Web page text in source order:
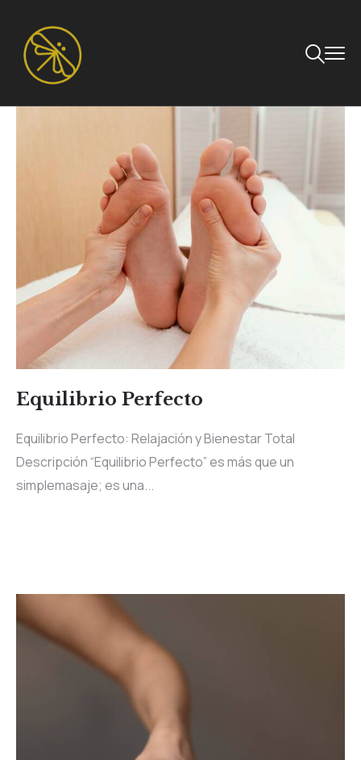
Equilibrio Perfecto
Equilibrio Perfecto: Relajación y Bienestar Total
Descripción “Equilibrio Perfecto” es más que un
simplemasaje; es una...